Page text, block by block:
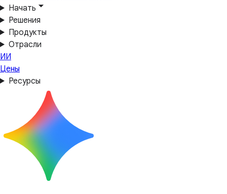
Начать
Решения
Продукты
Отрасли
ИИ
Цены
Ресурсы